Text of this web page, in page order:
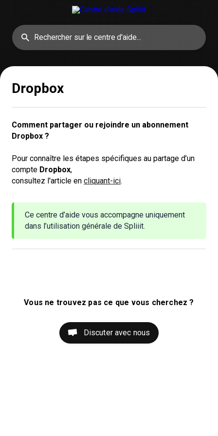
Dropbox
Comment partager ou rejoindre un abonnement
Dropbox ?
Pour connaître les étapes spécifiques au partage d’un
compte Dropbox,
consultez l'article en cliquant-ici.
Ce centre d’aide vous accompagne uniquement
dans l’utilisation générale de Spliiit.
Vous ne trouvez pas ce que vous cherchez ?
Discuter avec nous